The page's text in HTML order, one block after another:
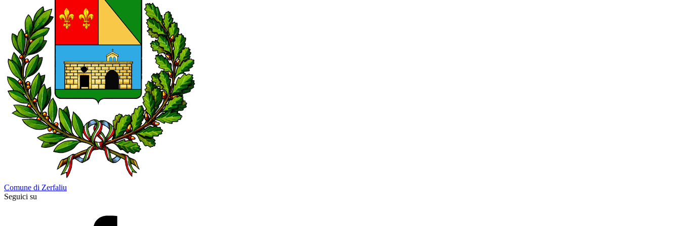
Comune di Zerfaliu
Seguici su